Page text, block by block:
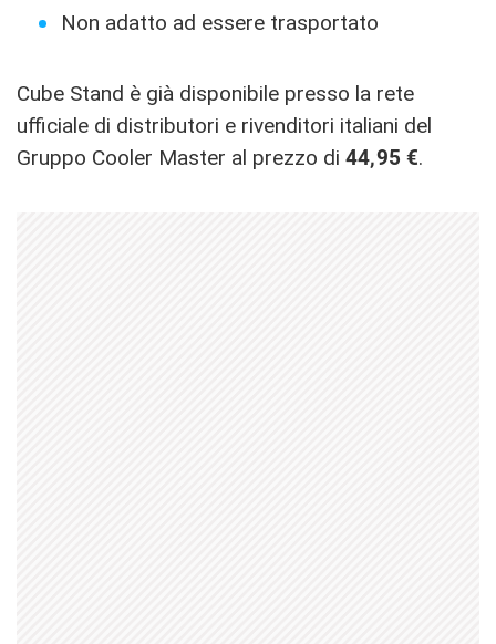
Non adatto ad essere trasportato
Cube Stand è già disponibile presso la rete
ufficiale di distributori e rivenditori italiani del
Gruppo Cooler Master al prezzo di 44,95 €.